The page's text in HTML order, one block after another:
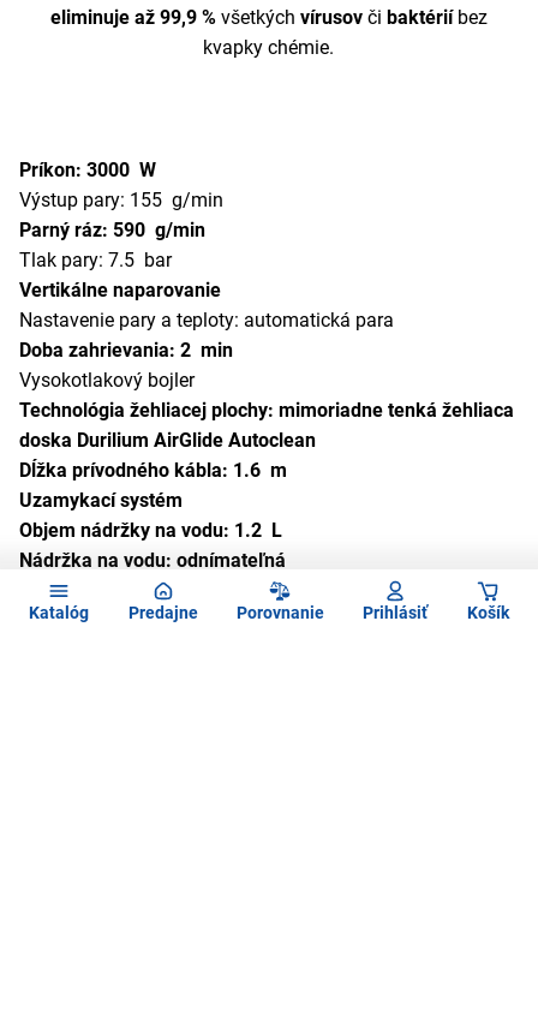
Katalóg Predajne Porovnanie Prihlásiť Košík
eliminuje až 99,9 %všetkých vírusovči baktériíbez
kvapky chémie.
Príkon: 3000 W
Výstup pary: 155 g/min
Parný ráz: 590 g/min
Tlak pary: 7.5 bar
Vertikálne naparovanie
Nastavenie pary a teploty: automatická para
Doba zahrievania: 2 min
Vysokotlakový bojler
Technológia žehliacej plochy: mimoriadne tenká žehliaca
doska Durilium AirGlide Autoclean
Dĺžka prívodného kábla: 1.6 m
Uzamykací systém
Objem nádržky na vodu: 1.2 L
Nádržka na vodu: odnímateľná
Uloženie šnúry: prívodná hadica na paru
Zberač vodného kameňa